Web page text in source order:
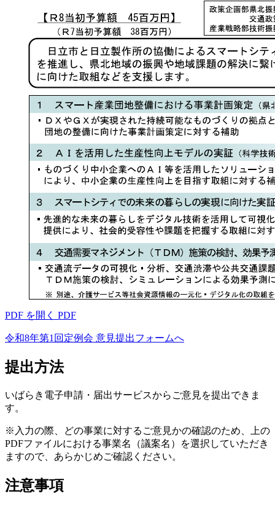
PDF を開く PDF
令和8年第1回定例会 意見提出フォームへ
提出方法
いばらき電子申請・届出サービスからご意見を提出できま
す。
※入力の際、どの事業に対するご意見かの確認のため、上の
PDFファイルにおける事業名（議案名）を選択していただき
ますので、あらかじめご確認ください。
注意事項